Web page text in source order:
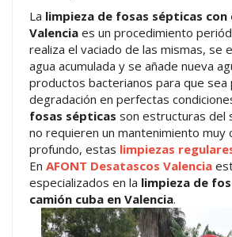
La limpieza de fosas sépticas con
Valenciaes un procedimiento
realiza el vaciado de las mismas, se
agua acumulada y se añade nueva
productos bacterianos para que sea
degradación en perfectas
fosas sépticas son estructuras del
no requieren un mantenimiento muy
profundo, estas limpiezas
En AFONT Desatascos Valencia
especializados en la limpieza de
camión cuba en Valencia.